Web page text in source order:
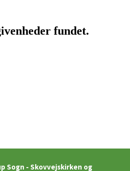
Sogn - Skovvejskirken og